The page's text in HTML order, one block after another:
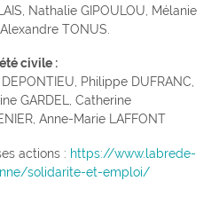
Nathalie GIPOULOU, Mélanie
TONUS.
civile :
Philippe DUFRANC,
GARDEL, Catherine
Anne-Marie LAFFONT
actions : https://www.labrede-
solidarite-et-emploi/